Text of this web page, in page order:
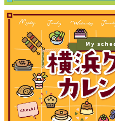
観光ガイド
ランキング
ブログ記事